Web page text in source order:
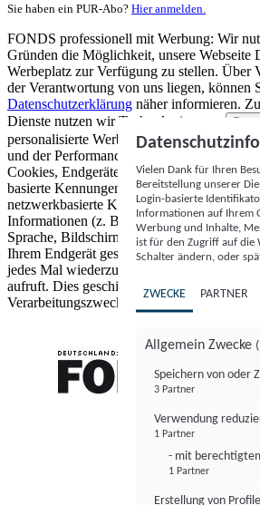
Sie haben ein PUR-Abo? Hier anmelden.
FONDS professionell mit Werbung: Wir
Gründen die Möglichkeit, unsere Webseite
Werbeplatz zur Verfügung zu stellen. Über
der Verantwortung von uns liegen, können
Datenschutzerklärung näher informieren.
Dienste nutzen wir Technologien von
personalisierte Werbung und Inhalte,
und der Performance von Inhalten sowie
Cookies, Endgeräte- oder ähnliche
basierte Kennungen, zufällig generierte
netzwerkbasierte Kennungen) können
Informationen (z. B. Browsertyp und
Sprache, Bildschirmgröße, unterstützte
Ihrem Endgerät gespeichert oder von dort
jedes Mal wiederzuerkennen, wenn es eine
aufruft. Dies geschieht für einen oder
Verarbeitungszwecke.
Vielen Dank für Ihren
Bereitstellung unserer
Login-basierte
Informationen auf Ihrem
Werbung und Inhalte,
ist für den Zugriff auf die
Schalter ändern, oder
ZWECKE PARTNER
Allgemein Zwecke
Speichern von oder
3 Partner
Verwendung
1 Partner
- mit
1 Partner
Erstellung von
FONDS professionell